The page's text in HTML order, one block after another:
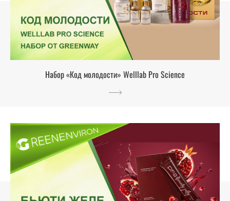
Набор «Код молодости» Welllab Pro Science